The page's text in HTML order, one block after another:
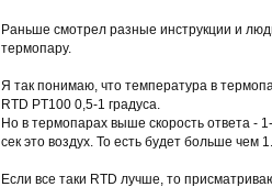
Раньше смотрел разные инструкции и
термопару.
Я так понимаю, что температура в
RTD PT100 0,5-1 градуса.
Но в термопарах выше скорость ответа -
сек это воздух. То есть будет больше чем 1.
Если все таки RTD лучше, то